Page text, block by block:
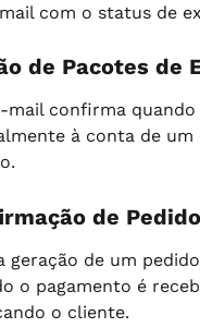
com o status de
de Pacotes de
mail confirma
à conta de
de
geração de um
o pagamento é
o cliente.